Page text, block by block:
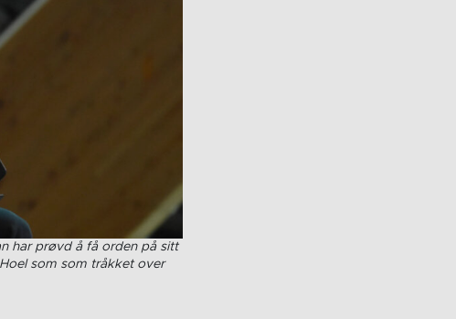
har prøvd å få orden på sitt
som som tråkket over